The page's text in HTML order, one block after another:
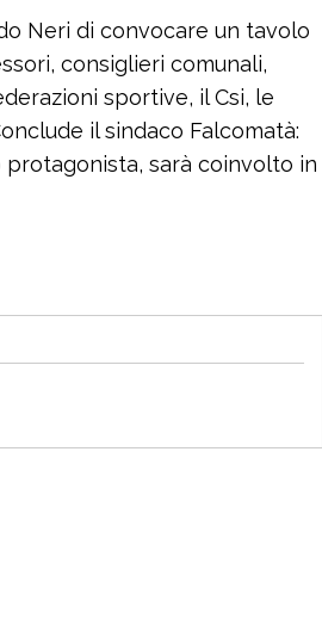
Neri di convocare un tavolo
consiglieri comunali,
sportive, il Csi, le
il sindaco Falcomatà:
protagonista, sarà coinvolto in